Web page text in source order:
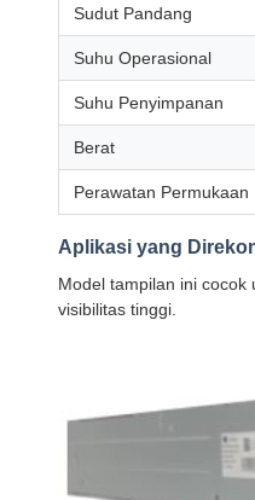
Sudut Pandang
Suhu Operasional
Suhu Penyimpanan
Berat
Perawatan Permukaan
Aplikasi yang
Model tampilan ini
visibilitas tinggi.